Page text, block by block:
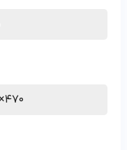
۴۷۰×۵۶۰×۹۹۰ میلی‌متر